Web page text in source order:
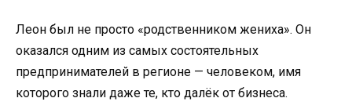
Леон был не просто «родственником жениха». Он
оказался одним из самых состоятельных
предпринимателей в регионе — человеком, имя
которого знали даже те, кто далёк от бизнеса.